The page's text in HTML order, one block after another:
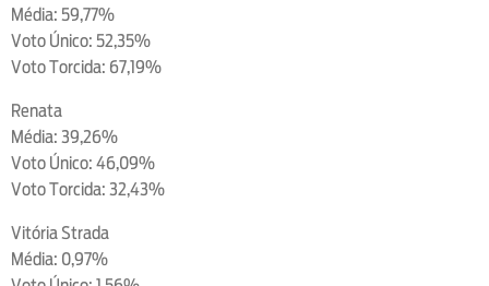
Média: 59,77%
Voto Único: 52,35%
Voto Torcida: 67,19%
Renata
Média: 39,26%
Voto Único: 46,09%
Voto Torcida: 32,43%
Vitória Strada
Média: 0,97%